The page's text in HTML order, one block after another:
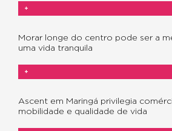
+
Morar longe do centro pode ser a
uma vida tranquila
+
Ascent em Maringá privilegia
mobilidade e qualidade de vida